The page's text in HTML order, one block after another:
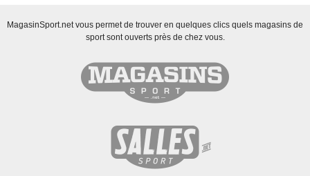
MagasinSport.net vous permet de trouver en quelques clics quels magasins de
sport sont ouverts près de chez vous.